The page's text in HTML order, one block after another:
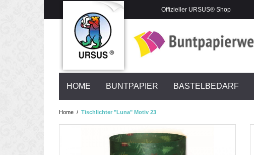
Offizieller URSUS® Shop
HOME BUNTPAPIER BASTELBEDARF
Home / Tischlichter "Luna" Motiv 23